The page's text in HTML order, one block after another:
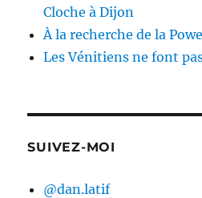
Cloche à Dijon
À la recherche de la
Les Vénitiens ne font
SUIVEZ-MOI
@dan.latif